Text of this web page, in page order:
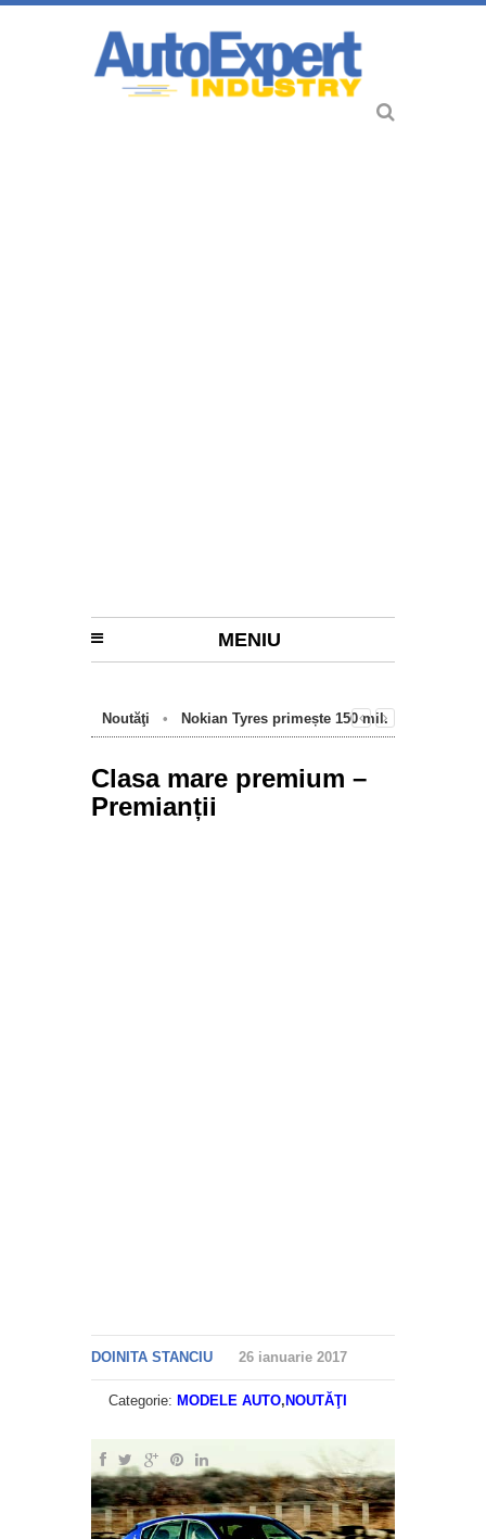
MENIU
Noutăţi •
Nokian Tyres primește 150 mil.
cu emisii zero de la Oradea
Clasa mare premium –
Premianții
DOINITA STANCIU 26 ianuarie 2017
Categorie: MODELE AUTO, NOUTĂŢI